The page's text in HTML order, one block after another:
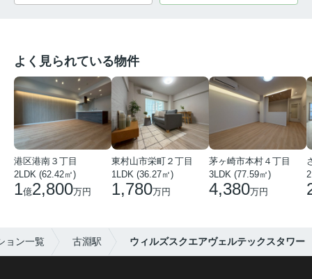
よく見られている物件
港区港南３丁目
2LDK (62.42㎡)
1億2,800万円
東村山市栄町２丁目
1LDK (36.27㎡)
1,780万円
茅ヶ崎市本村４丁目
3LDK (77.59㎡)
4,380万円
ョン一覧 古淵駅 ウィルズスクエアヴェルテックスタワー